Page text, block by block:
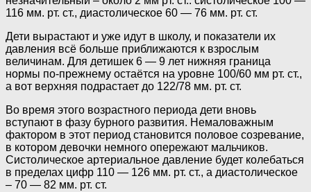
116 мм. рт. ст., диастолическое 60 — 76 мм. рт. ст.
Дети вырастают и уже идут в школу, и показатели их
давления всё больше приближаются к взрослым
величинам. Для детишек 6 — 9 лет нижняя граница
нормы по-прежнему остаётся на уровне 100/60 мм рт. ст.,
а вот верхняя подрастает до 122/78 мм. рт. ст.
Во время этого возрастного периода дети вновь
вступают в фазу бурного развития. Немаловажным
фактором в этот период становится половое созревание,
в котором девочки немного опережают мальчиков.
Систолическое артериальное давление будет колебаться
в пределах цифр 110 — 126 мм. рт. ст., а диастолическое
– 70 — 82 мм. рт. ст.